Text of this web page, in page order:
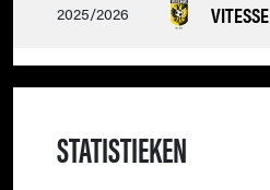
2025/2026 VITESSE
2024/2025 VITESSE
STATISTIEKEN